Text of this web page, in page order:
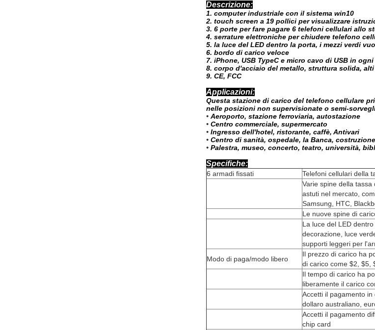
Descrizione:
1. computer industriale con il sistema win10
2. touch screen a 19 pollici per visualizzare
3. 6 porte per fare pagare 6 telefoni cellulari allo
4. serrature elettroniche per chiudere telefono
5. la luce del LED dentro la porta, i mezzi verdi
6. bordo di carico veloce
7. iPhone, USB TypeC e micro cavo di USB in
8. corpo d'acciaio del metallo, struttura solida,
9. CE, FCC
Applicazioni:
Questa stazione di carico del telefono cellulare
nelle posizioni non supervisionate o semi-
• Aeroporto, stazione ferroviaria, autostazione
• Centro commerciale, supermercato
• Ingresso dell'hotel, ristorante, caffè, Antivari
• Centro di sanità, ospedale, la Banca,
• Palestra, museo, concerto, teatro, università,
Specifiche:
6 armadi fissati
Telefoni cellulari della
Varie spine della
astuti nel mercato,
Samsung, HTC,
Le nuove spine di
La luce del LED
decorazione, luce
supporti leggeri per
Modo di paga/modo libero
Il prezzo di carico ha
di carico come $2, $5,
Il tempo di carico ha
liberamente il carico
Accetti il pagamento
dollaro australiano,
Accetti il pagamento
chip card